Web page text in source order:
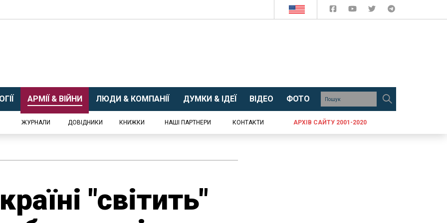
АРМІЇ & ВІЙНИ ЛЮДИ & КОМПАНІЇ ДУМКИ & ІДЕЇ ВІДЕО ФОТО
ЖУРНАЛИ ДОВІДНИКИ КНИЖКИ НАШІ ПАРТНЕРИ КОНТАКТИ АРХІВ САЙТУ 2001-2020
"світить"